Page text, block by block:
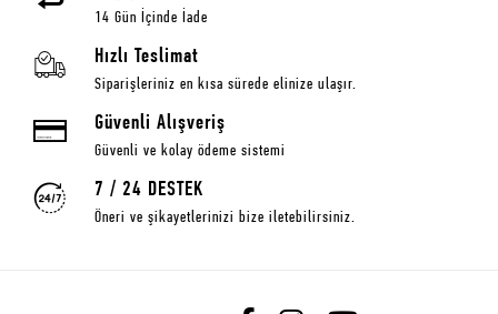
14 Gün İçinde İade
Hızlı Teslimat
Siparişleriniz en kısa sürede elinize ulaşır.
Güvenli Alışveriş
Güvenli ve kolay ödeme sistemi
7 / 24 DESTEK
Öneri ve şikayetlerinizi bize iletebilirsiniz.